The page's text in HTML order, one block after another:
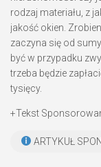
rodzaj materiału, z
jakość okien.
zaczyna się od
być w przypadku
trzeba będzie
tysięcy.
+Tekst
ARTYKUŁ